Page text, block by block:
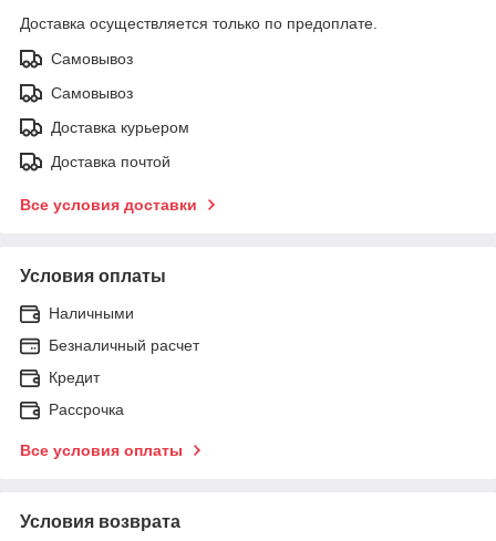
Доставка осуществляется только по предоплате.
Самовывоз
Самовывоз
Доставка курьером
Доставка почтой
Все условия доставки
Условия оплаты
Наличными
Безналичный расчет
Кредит
Рассрочка
Все условия оплаты
Условия возврата